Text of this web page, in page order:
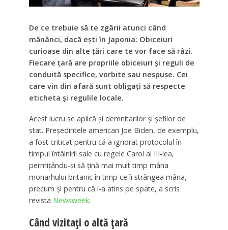
De ce trebuie să te zgârii atunci când
mănânci, dacă ești în Japonia: Obiceiuri
curioase din alte țări care te vor face să râzi.
Fiecare țară are propriile obiceiuri și reguli de
conduită specifice, vorbite sau nespuse. Cei
care vin din afară sunt obligați să respecte
eticheta și regulile locale.
Acest lucru se aplică și demnitarilor și șefilor de
stat. Președintele american Joe Biden, de exemplu,
a fost criticat pentru că a ignorat protocolul în
timpul întâlnirii sale cu regele Carol al III-lea,
permițându-și să țină mai mult timp mâna
monarhului britanic în timp ce îi strângea mâna,
precum și pentru că l-a atins pe spate, a scris
revista Newsweek.
Când vizitați o altă țară